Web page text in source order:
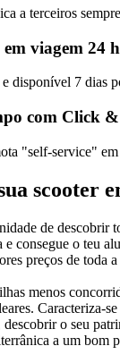
a terceiros
em viagem 24
disponível 7 dias
com Click
"self-service"
scooter
de descobrir
e consegue o teu
preços de toda
menos
Caracteriza-
descobrir o seu
a um bom